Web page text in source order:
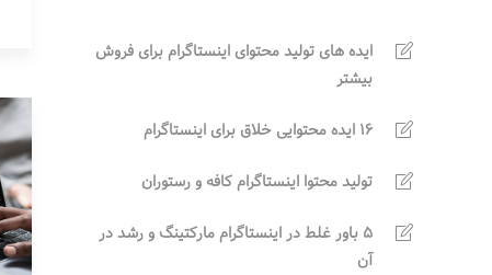
ایده های تولید محتوای اینستاگرام برای فروش
بیشتر
16 ایده محتوایی خلاق برای اینستاگرام
تولید محتوا اینستاگرام کافه و رستوران
5 باور غلط در اینستاگرام مارکتینگ و رشد در
آن